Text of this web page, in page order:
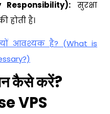
Responsibility): सुरक्षा
होती है।
आवश्यक है? (What is
कैसे करें?
VPS